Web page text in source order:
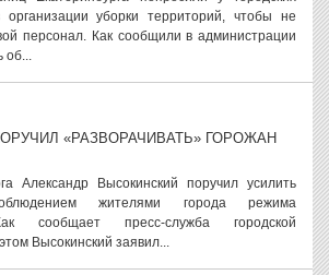
уборки территорий, чтобы не
персонал. Как сообщили в администрации
об...
«РАЗВОРАЧИВАТЬ» ГОРОЖАН
Александр Высокинский поручил усилить
жителями города режима
сообщает пресс-служба городской
Высокинский заявил...